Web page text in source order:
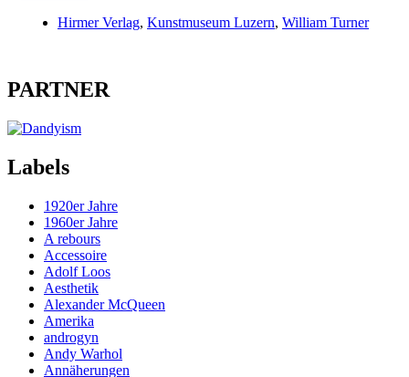
Hirmer Verlag, Kunstmuseum Luzern, William Turner
PARTNER
Labels
1920er Jahre
1960er Jahre
A rebours
Accessoire
Adolf Loos
Aesthetik
Alexander McQueen
Amerika
androgyn
Andy Warhol
Annäherungen